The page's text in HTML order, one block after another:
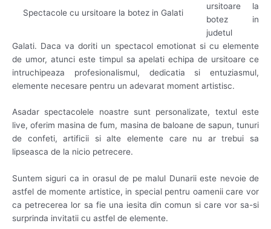
Spectacole cu ursitoare la botez in Galati
ursitoare la
botez in
judetul
Galati. Daca va doriti un spectacol emotionat si cu elemente
de umor, atunci este timpul sa apelati echipa de ursitoare ce
intruchipeaza profesionalismul, dedicatia si entuziasmul,
elemente necesare pentru un adevarat moment artistisc.
Asadar spectacolele noastre sunt personalizate, textul este
live, oferim masina de fum, masina de baloane de sapun, tunuri
de confeti, artificii si alte elemente care nu ar trebui sa
lipseasca de la nicio petrecere.
Suntem siguri ca in orasul de pe malul Dunarii este nevoie de
astfel de momente artistice, in special pentru oamenii care vor
ca petrecerea lor sa fie una iesita din comun si care vor sa-si
surprinda invitatii cu astfel de elemente.